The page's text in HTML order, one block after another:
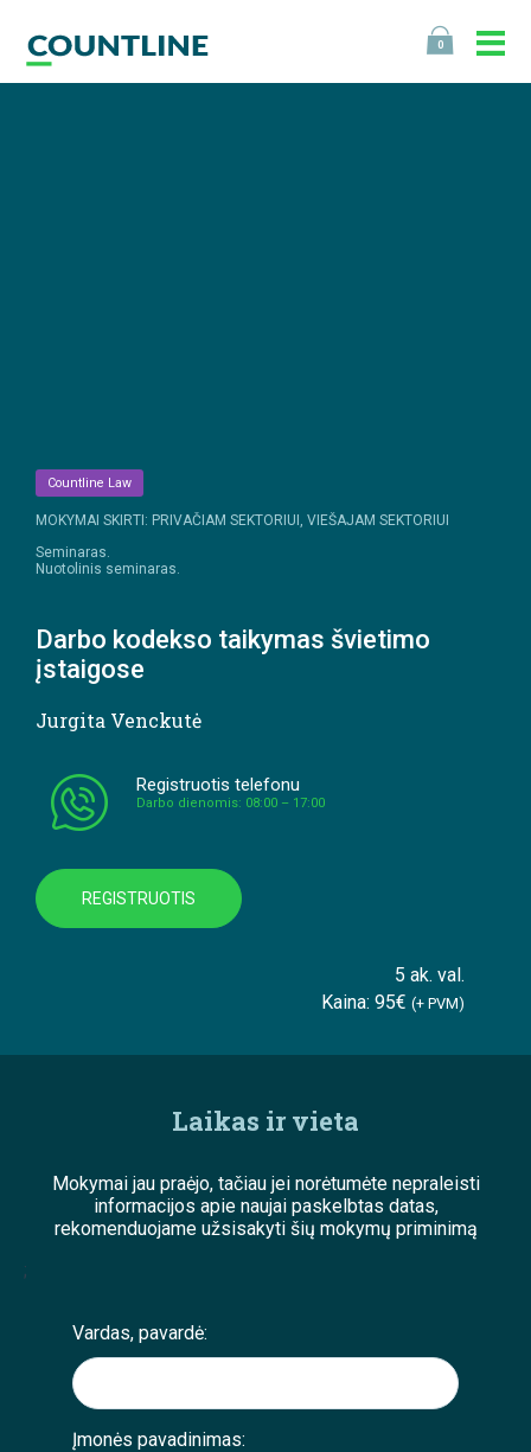
0
Countline Law
MOKYMAI SKIRTI: PRIVAČIAM SEKTORIUI, VIEŠAJAM SEKTORIUI
Seminaras.
Nuotolinis seminaras.
Darbo kodekso taikymas švietimo
įstaigose
Jurgita Venckutė
Registruotis telefonu
Darbo dienomis: 08:00 – 17:00
REGISTRUOTIS
5 ak. val.
Kaina: 95€ (+ PVM)
Laikas ir vieta
Mokymai jau praėjo, tačiau jei norėtumėte nepraleisti
informacijos apie naujai paskelbtas datas,
rekomenduojame užsisakyti šių mokymų priminimą
;
Vardas, pavardė:
Įmonės pavadinimas: